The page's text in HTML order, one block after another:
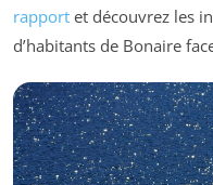
rapport et découvrez les
d’habitants de Bonaire